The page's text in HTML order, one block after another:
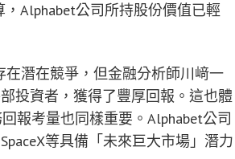
Alphabet公司所持股份價值已輕
在潛在競爭，但金融分析師川﨑一
投資者，獲得了豐厚回報。這也體
報考量也同樣重要。Alphabet公司
等具備「未來巨大市場」潛力